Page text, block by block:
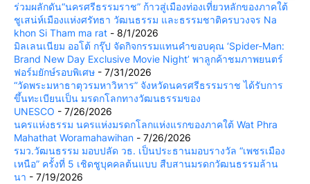
ร่วมผลักดัน“นครศรีธรรมราช” ก้าวสู่เมืองท่องเที่ยวหลักของภาคใต้
ชูเสน่ห์เมืองแห่งศรัทธา วัฒนธรรม และธรรมชาติครบวงจร Na
khon Si Tham ma rat - 8/1/2026
มิลเลนเนียม ออโต้ กรุ๊ป จัดกิจกรรมแทนคำขอบคุณ ‘Spider-Man:
Brand New Day Exclusive Movie Night’ พาลูกค้าชมภาพยนตร์
ฟอร์มยักษ์รอบพิเศษ - 7/31/2026
“วัดพระมหาธาตุวรมหาวิหาร” จังหวัดนครศรีธรรมราช ได้รับการ
ขึ้นทะเบียนเป็น มรดกโลกทางวัฒนธรรมของ
UNESCO - 7/26/2026
นครแห่งธรรม นครแห่งมรดกโลกแห่งแรกของภาคใต้ Wat Phra
Mahathat Woramahawihan - 7/26/2026
รมว.วัฒนธรรม มอบปลัด วธ. เป็นประธานมอบรางวัล “เพชรเมือง
เหนือ” ครั้งที่ 5 เชิดชูบุคคลต้นแบบ สืบสานมรดกวัฒนธรรมล้าน
นา - 7/19/2026